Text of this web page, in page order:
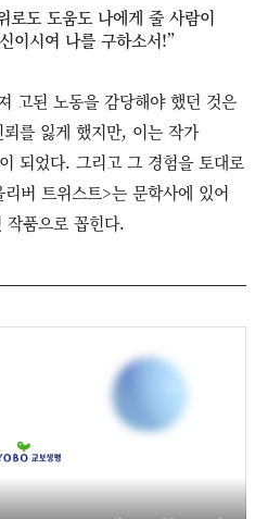
로도 도움도 나에게 줄 사람이
이시여 나를 구하소서!”
고된 노동을 감당해야 했던 것은
를 잃게 했지만, 이는 작가
되었다. 그리고 그 경험을 토대로
버 트위스트>는 문학사에 있어
작품으로 꼽힌다.